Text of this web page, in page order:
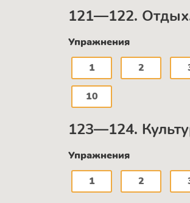
121—122.
Упражнения
1
2
10
123—124.
Упражнения
1
2